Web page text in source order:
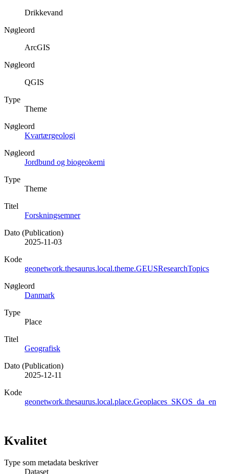
Drikkevand
Nøgleord
ArcGIS
Nøgleord
QGIS
Type
Theme
Nøgleord
Kvartærgeologi
Nøgleord
Jordbund og biogeokemi
Type
Theme
Titel
Forskningsemner
Dato (Publication)
2025-11-03
Kode
geonetwork.thesaurus.local.theme.GEUSResearchTopics
Nøgleord
Danmark
Type
Place
Titel
Geografisk
Dato (Publication)
2025-12-11
Kode
geonetwork.thesaurus.local.place.Geoplaces_SKOS_da_en
Kvalitet
Type som metadata beskriver
Dataset